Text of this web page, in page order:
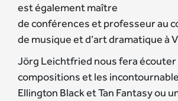
est également maître
de conférences et professeur au
de musique et d’art dramatique à
Jörg Leichtfried nous fera
compositions et les
Ellington Black et Tan Fantasy ou